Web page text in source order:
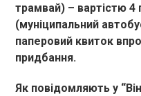
трамвай) – вартістю 4
(муніципальний
паперовий квиток
придбання.
Як повідомляють у